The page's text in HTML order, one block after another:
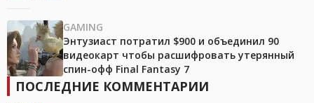
GAMING
Энтузиаст потратил $900 и объединил 90
видеокарт чтобы расшифровать утерянный
спин-офф Final Fantasy 7
ПОСЛЕДНИЕ КОММЕНТАРИИ